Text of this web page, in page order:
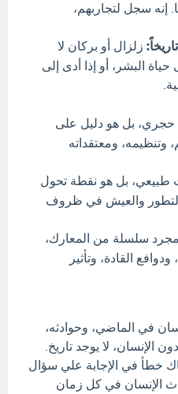
إنه سجل لتجاربهم،
زلزال أو بركان لا
حياة البشر، أو إذا أدى إلى
حجري، بل هو دليل على
وتنظيمه، ومعتقداته
بل هو نقطة تحول
والعيش في ظروف
سلسلة من المعارك،
القادة، وتأثير
في الماضي، وحوادثه،
الإنسان، لا يوجد تاريخ.
خطأ في الإجابة علي سؤال
الإنسان في كل زمان